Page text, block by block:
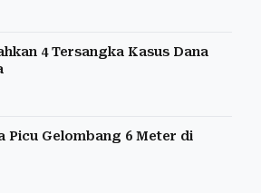
4 Tersangka Kasus Dana
Picu Gelombang 6 Meter di